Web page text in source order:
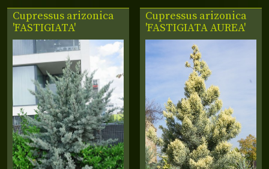
Cupressus arizonica
'FASTIGIATA'
Cupressus arizonica
'FASTIGIATA AUREA'